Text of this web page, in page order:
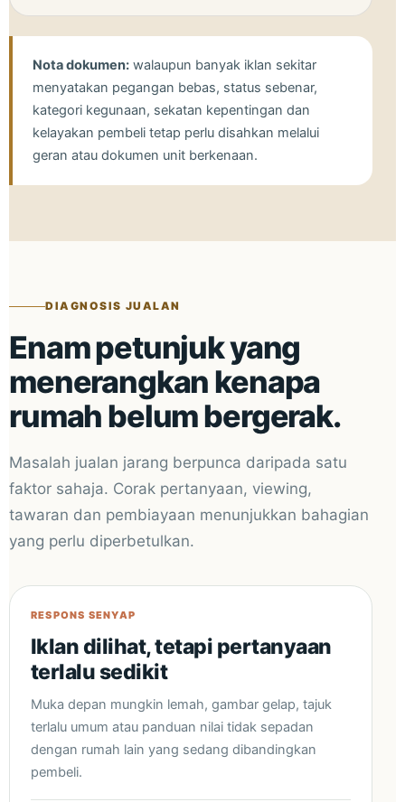
Nota dokumen: walaupun banyak iklan sekitar
menyatakan pegangan bebas, status sebenar,
kategori kegunaan, sekatan kepentingan dan
kelayakan pembeli tetap perlu disahkan melalui
geran atau dokumen unit berkenaan.
DIAGNOSIS JUALAN
Enam petunjuk yang
menerangkan kenapa
rumah belum bergerak.
Masalah jualan jarang berpunca daripada satu
faktor sahaja. Corak pertanyaan, viewing,
tawaran dan pembiayaan menunjukkan bahagian
yang perlu diperbetulkan.
RESPONS SENYAP
Iklan dilihat, tetapi pertanyaan
terlalu sedikit
Muka depan mungkin lemah, gambar gelap, tajuk
terlalu umum atau panduan nilai tidak sepadan
dengan rumah lain yang sedang dibandingkan
pembeli.